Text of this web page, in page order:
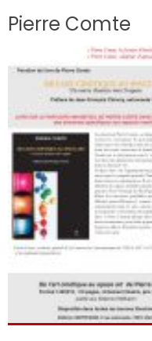
Pierre Comte